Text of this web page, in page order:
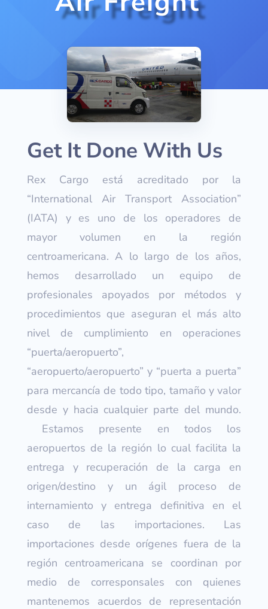
Get It Done With Us
Rex Cargo está acreditado por la
“International Air Transport Association”
(IATA) y es uno de los operadores de
mayor volumen en la región
centroamericana. A lo largo de los años,
hemos desarrollado un equipo de
profesionales apoyados por métodos y
procedimientos que aseguran el más alto
nivel de cumplimiento en operaciones
“puerta/aeropuerto”,
“aeropuerto/aeropuerto” y “puerta a puerta”
para mercancía de todo tipo, tamaño y valor
desde y hacia cualquier parte del mundo.
Estamos presente en todos los
aeropuertos de la región lo cual facilita la
entrega y recuperación de la carga en
origen/destino y un ágil proceso de
internamiento y entrega definitiva en el
caso de las importaciones. Las
importaciones desde orígenes fuera de la
región centroamericana se coordinan por
medio de corresponsales con quienes
mantenemos acuerdos de representación